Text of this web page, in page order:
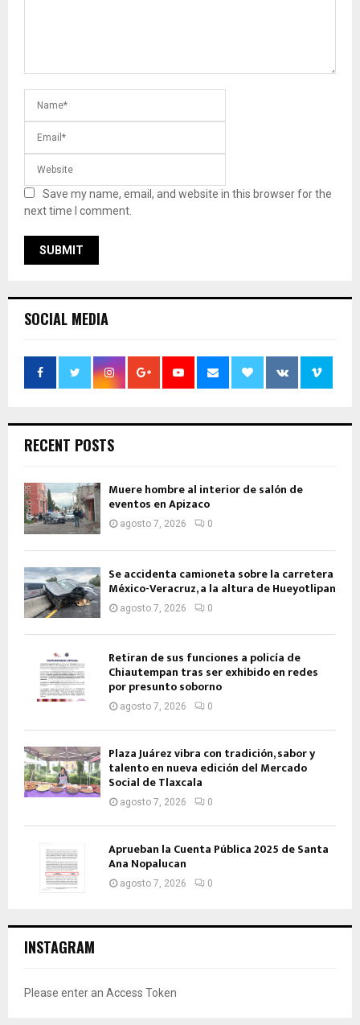
Save my name, email, and website in this browser for the
next time I comment.
SOCIAL MEDIA
RECENT POSTS
Muere hombre al interior de salón de
eventos en Apizaco
agosto 7, 2026 0
Se accidenta camioneta sobre la carretera
México-Veracruz, a la altura de Hueyotlipan
agosto 7, 2026 0
Retiran de sus funciones a policía de
Chiautempan tras ser exhibido en redes
por presunto soborno
agosto 7, 2026 0
Plaza Juárez vibra con tradición, sabor y
talento en nueva edición del Mercado
Social de Tlaxcala
agosto 7, 2026 0
Aprueban la Cuenta Pública 2025 de Santa
Ana Nopalucan
agosto 7, 2026 0
INSTAGRAM
Please enter an Access Token